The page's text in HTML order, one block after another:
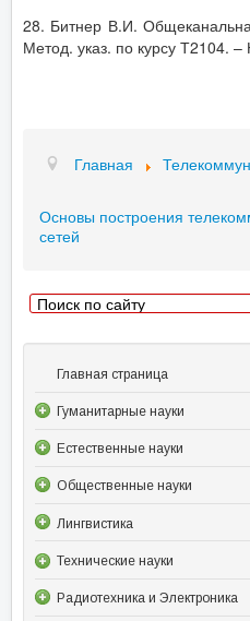
28. Битнер В.И.
Метод. указ. по курсу Т2104.
Главная
Основы построения
сетей
Главная страница
Гуманитарные науки
Естественные науки
Общественные науки
Лингвистика
Технические науки
Радиотехника и Электроника